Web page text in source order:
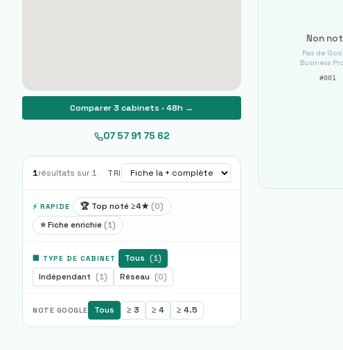
Comparer 3 cabinets · 48h →
07 57 91 75 62
1résultats sur 1 TRI
⚡ RAPIDE 🏆 Top noté ≥4★ (0)
⭐ Fiche enrichie (1)
🏢 TYPE DE CABINET Tous (1)
Indépendant (1) Réseau (0)
NOTE GOOGLE Tous ≥ 3 ≥ 4 ≥ 4.5
Non
Pas de
Business
#001